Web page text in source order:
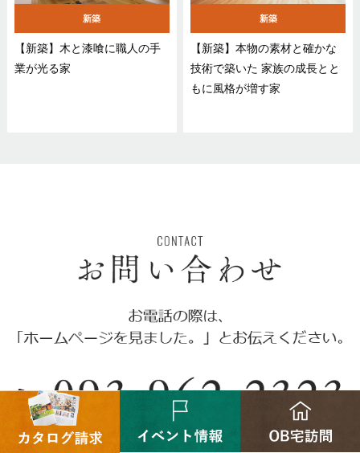
新築
【新築】木と漆喰に職人の手
業が光る家
新築
【新築】本物の素材と確かな
技術で築いた 家族の成長とと
もに風格が増す家